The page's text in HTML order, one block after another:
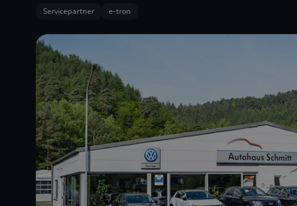
Servicepartner e-tron